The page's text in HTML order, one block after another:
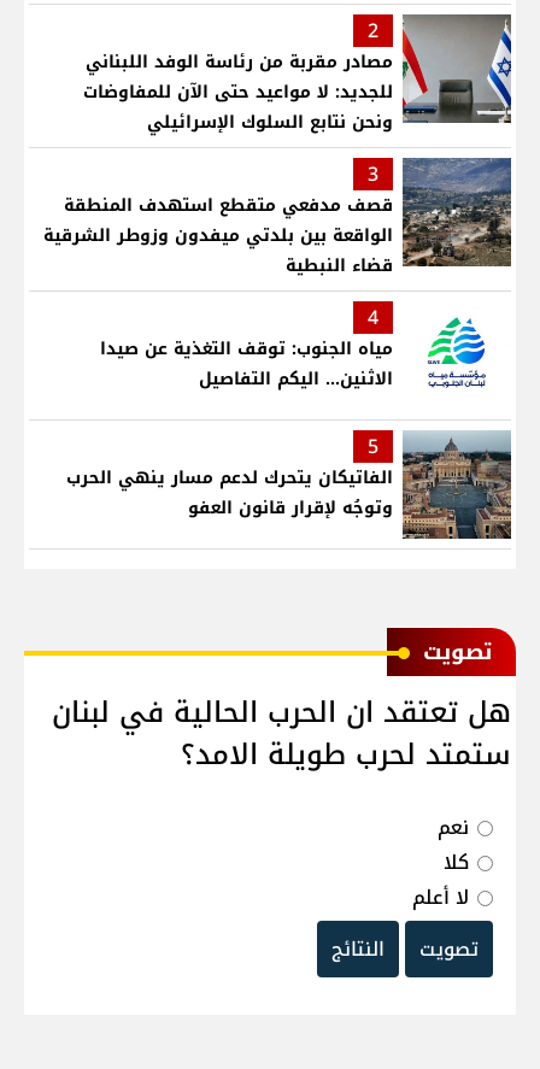
2
مصادر مقربة من رئاسة الوفد اللبناني
للجديد: لا مواعيد حتى الآن للمفاوضات
ونحن نتابع السلوك الإسرائيلي
3
قصف مدفعي متقطع استهدف المنطقة
الواقعة بين بلدتي ميفدون وزوطر الشرقية
قضاء النبطية
4
مياه الجنوب: توقف التغذية عن صيدا
الاثنين... اليكم التفاصيل
5
الفاتيكان يتحرك لدعم مسار ينهي الحرب
وتوجُه لإقرار قانون العفو
ﺗﺼﻮﻳﺖ
هل تعتقد ان الحرب الحالية في لبنان
ستمتد لحرب طويلة الامد؟
نعم
كلا
لا أعلم
تصويت
النتائج